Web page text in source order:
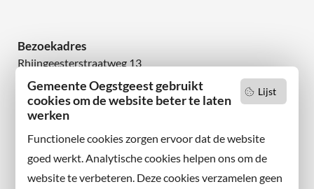
Lijst
Gemeente Oegstgeest gebruikt
cookies om de website beter te laten
werken
Functionele cookies zorgen ervoor dat de website
goed werkt. Analytische cookies helpen ons om de
website te verbeteren. Deze cookies verzamelen geen
Bezoekadres
Rhijngeesterstraatweg 13
2342 AN Oegstgeest
Wilt u niets missen?
en volg ons ook op sociale media.
Facebook